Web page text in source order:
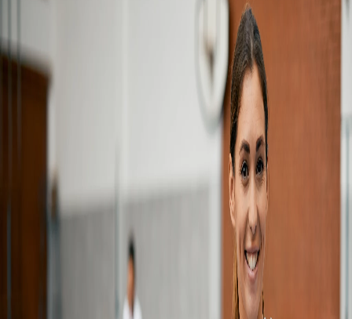
Conclua sua Matrícula
SOLICITE INFORMAÇÕES
LOGIN